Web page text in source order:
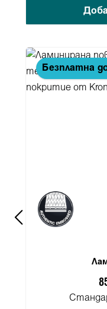
Пропуснете
Безплатна